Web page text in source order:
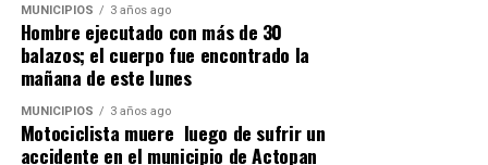
MUNICIPIOS 3 años ago
Hombre ejecutado con más de 30
balazos; el cuerpo fue encontrado la
mañana de este lunes
MUNICIPIOS 3 años ago
Motociclista muere luego de sufrir un
accidente en el municipio de Actopan